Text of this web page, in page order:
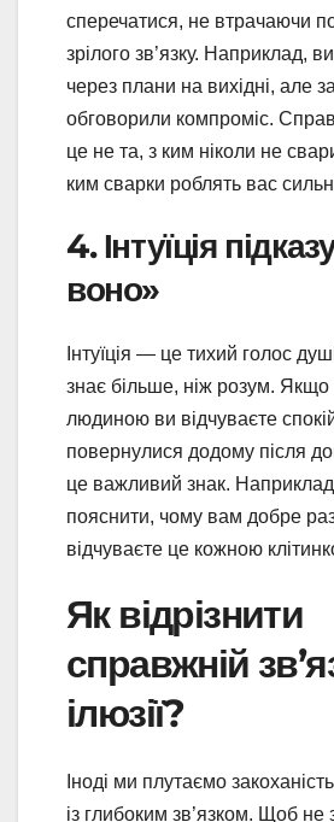
сперечатися, не втрачаючи
зрілого зв’язку. Наприклад,
через плани на вихідні, але
обговорили компроміс.
це не та, з ким ніколи не
ким сварки роблять вас
4. Інтуїція
воно»
Інтуїція — це тихий голос
знає більше, ніж розум. Якщо
людиною ви відчуваєте
повернулися додому після
це важливий знак.
пояснити, чому вам добре
відчуваєте це кожною
Як відрізнити
справжній
ілюзії?
Іноді ми плутаємо
із глибоким зв’язком. Щоб не